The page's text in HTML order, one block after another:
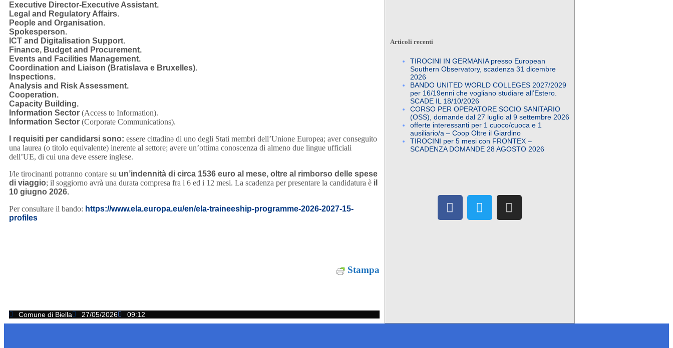
Executive Director-Executive Assistant.
Legal and Regulatory Affairs.
People and Organisation.
Spokesperson.
ICT and Digitalisation Support.
Finance, Budget and Procurement.
Events and Facilities Management.
Coordination and Liaison (Bratislava e Bruxelles).
Inspections.
Analysis and Risk Assessment.
Cooperation.
Capacity Building.
Information Sector (Access to Information).
Information Sector (Corporate Communications).
I requisiti per candidarsi sono: essere cittadinə di uno degli Stati membri dell’Unione Europea; aver conseguito
una laurea (o titolo equivalente) inerente al settore; avere un’ottima conoscenza di almeno due lingue ufficiali
dell’UE, di cui una deve essere inglese.
I/le tirocinanti potranno contare su un’indennità di circa 1536 euro al mese, oltre al rimborso delle spese
di viaggio; il soggiorno avrà una durata compresa fra i 6 ed i 12 mesi. La scadenza per presentare la candidatura è il
10 giugno 2026.
Per consultare il bando: https://www.ela.europa.eu/en/ela-traineeship-programme-2026-2027-15-
profiles
Stampa
Comune di Biella 27/05/2026 09:12
Articoli recenti
TIROCINI IN GERMANIA presso European
Southern Observatory, scadenza 31 dicembre
2026
BANDO UNITED WORLD COLLEGES 2027/2029
per 16/19enni che vogliano studiare all’Estero.
SCADE IL 18/10/2026
CORSO PER OPERATORE SOCIO SANITARIO
(OSS), domande dal 27 luglio al 9 settembre 2026
offerte interessanti per 1 cuoco/cuoca e 1
ausiliario/a – Coop Oltre il Giardino
TIROCINI per 5 mesi con FRONTEX –
SCADENZA DOMANDE 28 AGOSTO 2026